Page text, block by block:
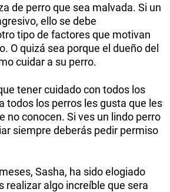
de perro que sea malvada. Si un
ello se debe
tipo de factores que motivan
O quizá sea porque el dueño del
cuidar a su perro.
tener cuidado con todos los
todos los perros les gusta que les
no conocen. Si ves un lindo perro
siempre deberás pedir permiso
Sasha, ha sido elogiado
realizar algo increíble que sera